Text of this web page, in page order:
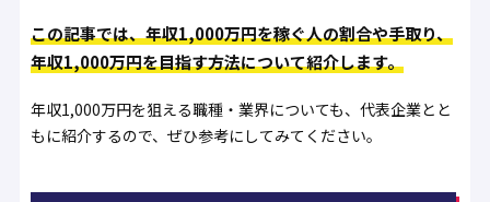
この記事では、年収1,000万円を稼ぐ人の割合や手取り、
年収1,000万円を目指す方法について紹介します。
年収1,000万円を狙える職種・業界についても、代表企業とと
もに紹介するので、ぜひ参考にしてみてください。